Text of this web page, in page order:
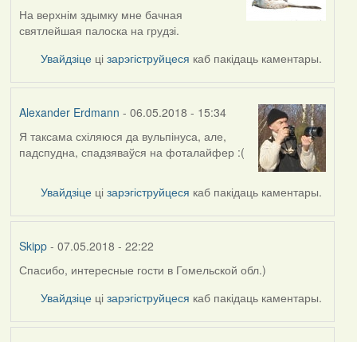
На верхнім здымку мне бачная
святлейшая палоска на грудзі.
Увайдзіце цізарэгіструйцеся каб пакідаць каментары.
Alexander Erdmann - 06.05.2018 - 15:34
In
reply
Я таксама схіляюся да вульпінуса, але,
падспудна, спадзяваўся на фоталайфер :(
Увайдзіце цізарэгіструйцеся каб пакідаць каментары.
Skipp- 07.05.2018 - 22:22
In
reply
by
Спасибо, интересные гости в Гомельской обл.)
Увайдзіце цізарэгіструйцеся каб пакідаць каментары.